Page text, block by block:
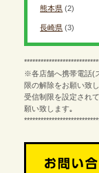
熊本県 (2)
長崎県 (3)
※各店舗へ携帯電話(
限の解除をお願い致
受信制限を設定され
願い致します｡